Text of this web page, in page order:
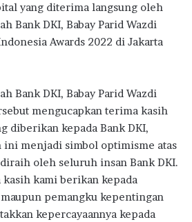
m
yang diterima langsung oleh
Bank DKI, Babay Parid Wazdi
Awards 2022 di Jakarta
Bank DKI, Babay Parid Wazdi
mengucapkan terima kasih
diberikan kepada Bank DKI,
ini menjadi simbol optimisme atas
oleh seluruh insan Bank DKI.
kami berikan kepada
pemangku kepentingan
kepercayaannya kepada